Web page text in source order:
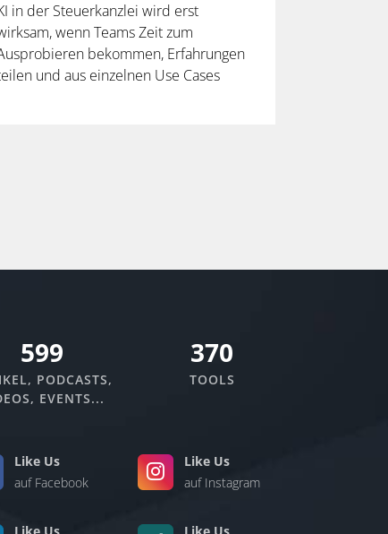
in der Steuerkanzlei wird erst
wenn Teams Zeit zum
bekommen, Erfahrungen
und aus einzelnen Use Cases
670
PODCASTS,
EVENTS...
370
TOOLS
Like Us
auf Facebook
Like Us
auf Instagram